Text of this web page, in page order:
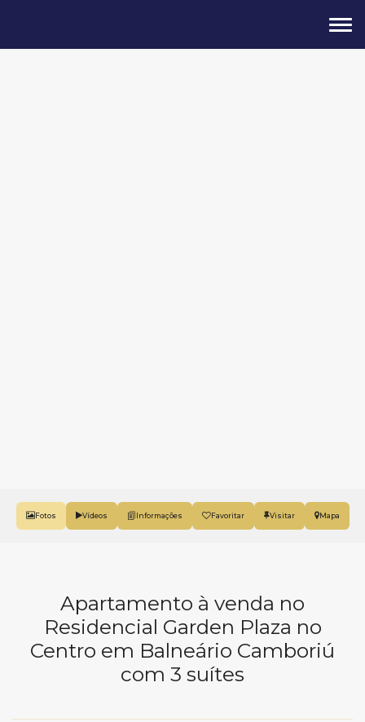
Fotos Vídeos Favoritar Mapa
Apartamento à venda no
Residencial Garden Plaza no
Centro em Balneário Camboriú
com 3 suítes